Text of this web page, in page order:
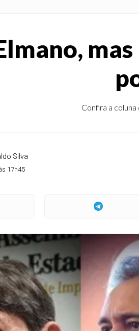
Confira a coluna
Silva
17h45